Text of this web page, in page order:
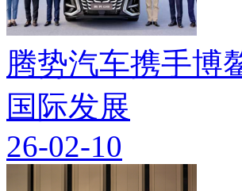
腾势汽车携手博
国际发展
26-02-10